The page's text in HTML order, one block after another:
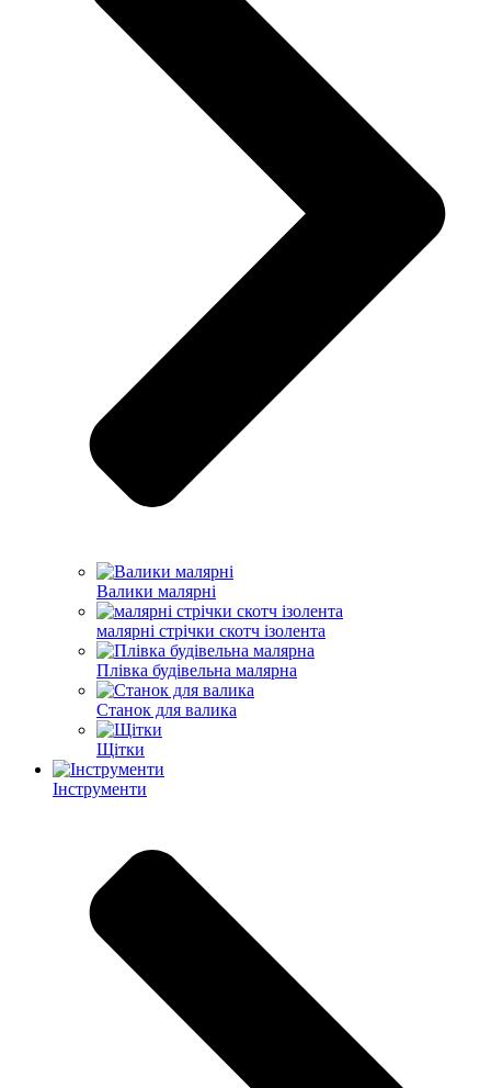
Валики малярні
малярні стрічки скотч ізолента
Плівка будівельна малярна
Станок для валика
Щітки
Інструменти